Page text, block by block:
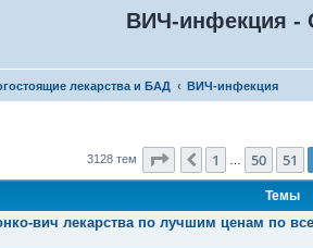
ВИЧ-инфекция -
лекарства и БАД ВИЧ-инфекция
3128 тем Страница 52из 126
Пред.
1 50 51
Темы
вич лекарства по лучшим ценам по